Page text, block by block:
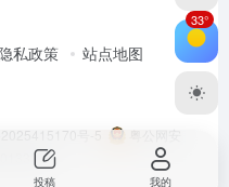
私政策 站点地图
2025415170号-5
粤公网安
号
33°
投稿 我的